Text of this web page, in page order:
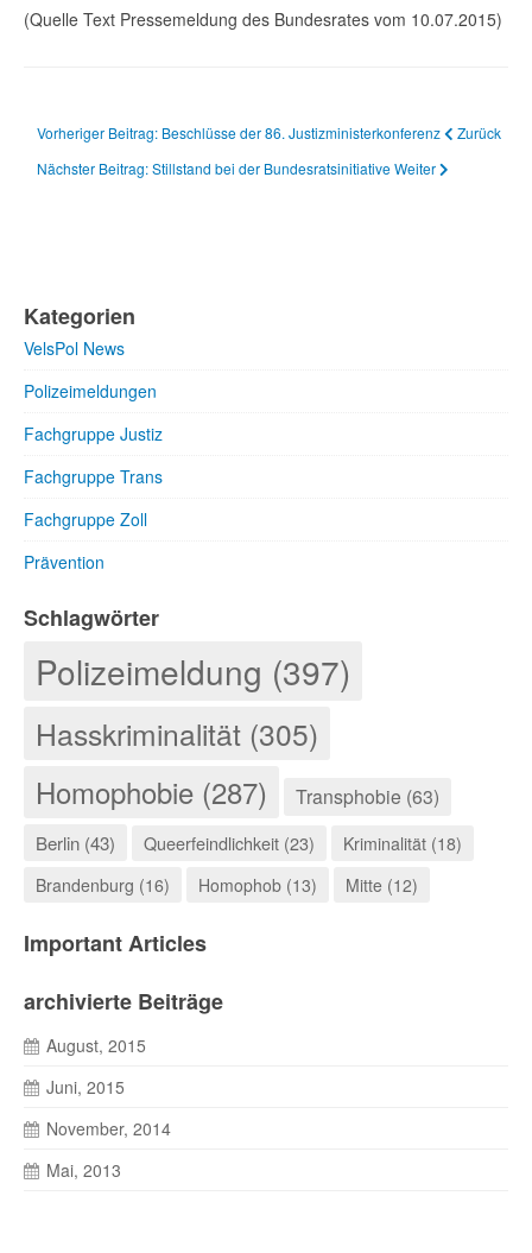
(Quelle Text Pressemeldung des Bundesrates vom 10.07.2015)
Vorheriger Beitrag: Beschlüsse der 86. Justizministerkonferenz
Zurück
Nächster Beitrag: Stillstand bei der BundesratsinitiativeWeiter
Kategorien
VelsPol News
Polizeimeldungen
Fachgruppe Justiz
Fachgruppe Trans
Fachgruppe Zoll
Prävention
Schlagwörter
Polizeimeldung (397)
Hasskriminalität (305)
Homophobie (287)
Transphobie (63)
Berlin (43) Queerfeindlichkeit (23)
Kriminalität (18)
Brandenburg (16)
Homophob (13) Mitte (12)
Important Articles
archivierte Beiträge
August, 2015
Juni, 2015
November, 2014
Mai, 2013